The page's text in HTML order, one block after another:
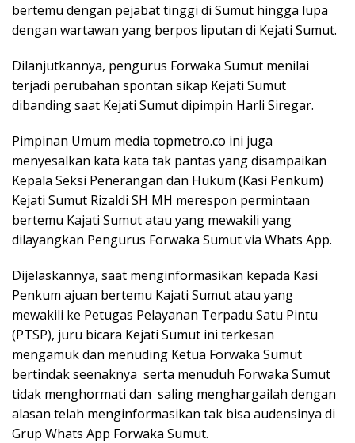
bertemu dengan pejabat tinggi di Sumut hingga lupa
dengan wartawan yang berpos liputan di Kejati Sumut.
Dilanjutkannya, pengurus Forwaka Sumut menilai
terjadi perubahan spontan sikap Kejati Sumut
dibanding saat Kejati Sumut dipimpin Harli Siregar.
Pimpinan Umum media topmetro.co ini juga
menyesalkan kata kata tak pantas yang disampaikan
Kepala Seksi Penerangan dan Hukum (Kasi Penkum)
Kejati Sumut Rizaldi SH MH merespon permintaan
bertemu Kajati Sumut atau yang mewakili yang
dilayangkan Pengurus Forwaka Sumut via Whats App.
Dijelaskannya, saat menginformasikan kepada Kasi
Penkum ajuan bertemu Kajati Sumut atau yang
mewakili ke Petugas Pelayanan Terpadu Satu Pintu
(PTSP), juru bicara Kejati Sumut ini terkesan
mengamuk dan menuding Ketua Forwaka Sumut
bertindak seenaknya serta menuduh Forwaka Sumut
tidak menghormati dan saling menghargailah dengan
alasan telah menginformasikan tak bisa audensinya di
Grup Whats App Forwaka Sumut.